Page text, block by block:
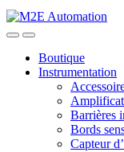
Boutique
Instrumentation
Barrières
Bords
Capteur